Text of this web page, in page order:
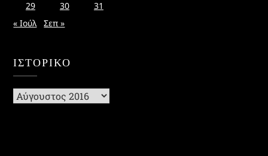
29
30
31
« Ιούλ
Σεπ »
ΙΣΤΟΡΙΚΌ
Ιστορικό